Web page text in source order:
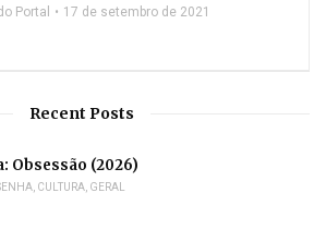
Portal 17 de setembro de 2021
Recent Posts
Obsessão (2026)
, CULTURA, GERAL